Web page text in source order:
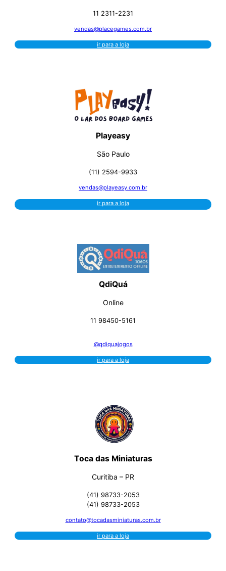
11 2311-2231
vendas@placegames.com.br
ir para a loja
Playeasy
São Paulo
(11) 2594-9933
vendas@playeasy.com.br
ir para a loja
QdiQuá
Online
11 98450-5161
@qdiquajogos
ir para a loja
Toca das Miniaturas
Curitiba – PR
(41) 98733-2053
(41) 98733-2053
contato@tocadasminiaturas.com.br
ir para a loja